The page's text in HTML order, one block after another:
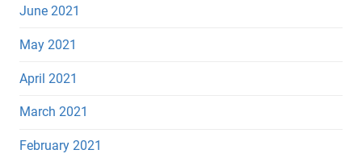
June 2021
May 2021
April 2021
March 2021
February 2021